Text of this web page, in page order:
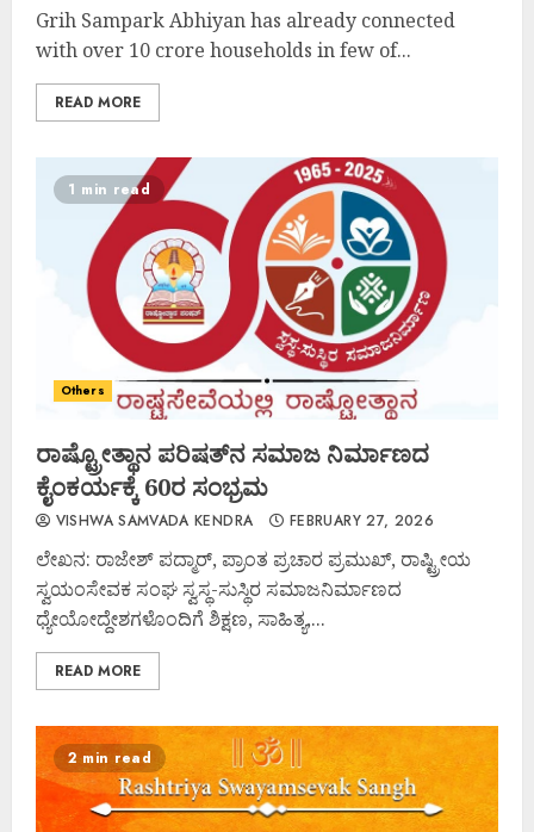
Grih Sampark Abhiyan has already connected
with over 10 crore households in few of...
READ MORE
1 min read
Others
ರಾಷ್ಟ್ರೋತ್ಥಾನ ಪರಿಷತ್‌ನ ಸಮಾಜ ನಿರ್ಮಾಣದ
ಕೈಂಕರ್ಯಕ್ಕೆ 60ರ ಸಂಭ್ರಮ
VISHWA SAMVADA KENDRA FEBRUARY 27, 2026
ಲೇಖನ: ರಾಜೇಶ್ ಪದ್ಮಾರ್, ಪ್ರಾಂತ ಪ್ರಚಾರ ಪ್ರಮುಖ್, ರಾಷ್ಟ್ರೀಯ
ಸ್ವಯಂಸೇವಕ ಸಂಘ ಸ್ವಸ್ಥ-ಸುಸ್ಥಿರ ಸಮಾಜನಿರ್ಮಾಣದ
ಧ್ಯೇಯೋದ್ದೇಶಗಳೊಂದಿಗೆ ಶಿಕ್ಷಣ, ಸಾಹಿತ್ಯ,...
READ MORE
2 min read